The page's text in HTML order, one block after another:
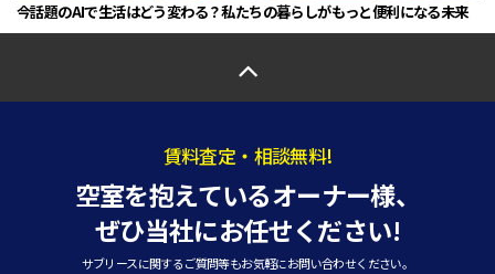
今話題のAIで生活はどう変わる？私たちの暮らしがもっと便利になる未来
賃料査定・相談無料!
空室を抱えているオーナー様、
ぜひ当社にお任せください!
サブリースに関するご質問等もお気軽にお問い合わせください。